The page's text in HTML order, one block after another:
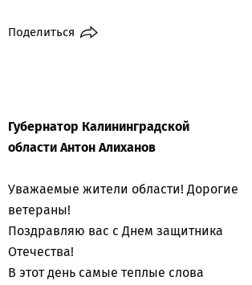
Поделиться
Губернатор Калининградской
области Антон Алиханов
Уважаемые жители области! Дорогие
ветераны!
Поздравляю вас с Днем защитника
Отечества!
В этот день самые теплые слова